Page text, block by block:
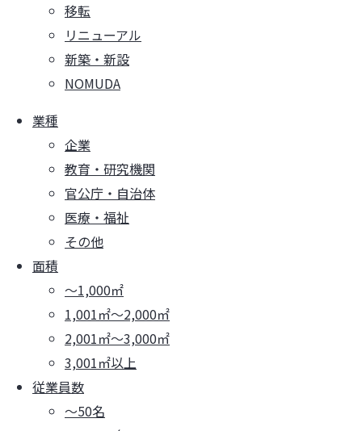
移転
リニューアル
新築・新設
NOMUDA
業種
企業
教育・研究機関
官公庁・自治体
医療・福祉
その他
面積
～1,000㎡
1,001㎡～2,000㎡
2,001㎡～3,000㎡
3,001㎡以上
従業員数
～50名